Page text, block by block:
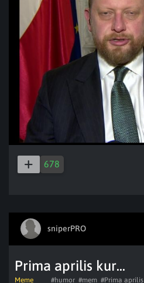
678
sniperPRO
Prima aprilis kur...
Meme #humor #mem #Prima aprilis